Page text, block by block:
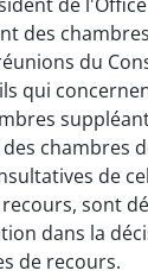
de
des
du
qui
chambres
de
sont
dans la
de recours.